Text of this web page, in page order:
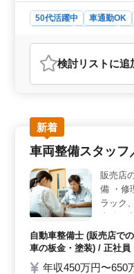
50代活躍中 車通勤OK
おすすめポイント
＜キャリアと給与＞
って魅力的です。10年
め、技術を生かして
態＞ 雇用形態には正
肢があり、自身のライ
軟に働ける点が魅力
＞ 福利厚生が整ってお
など、柔軟な休暇制度
リのある働き方が可能
検討リスト に追
新着
車両整備スタッフ
販売店
備 ・修
ラック
今まで
す！ 大
自動車整備士 (販売店で
車の板金・塗装) / 正社員
年収450万円〜650